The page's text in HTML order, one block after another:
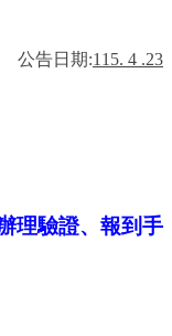
公告日期:115. 4 .23
理驗證、報到手